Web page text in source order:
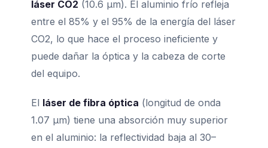
láser CO2 (10.6 µm). El aluminio frío refleja
entre el 85% y el 95% de la energía del láser
CO2, lo que hace el proceso ineficiente y
puede dañar la óptica y la cabeza de corte
del equipo.
El láser de fibra óptica (longitud de onda
1.07 µm) tiene una absorción muy superior
en el aluminio: la reflectividad baja al 30–